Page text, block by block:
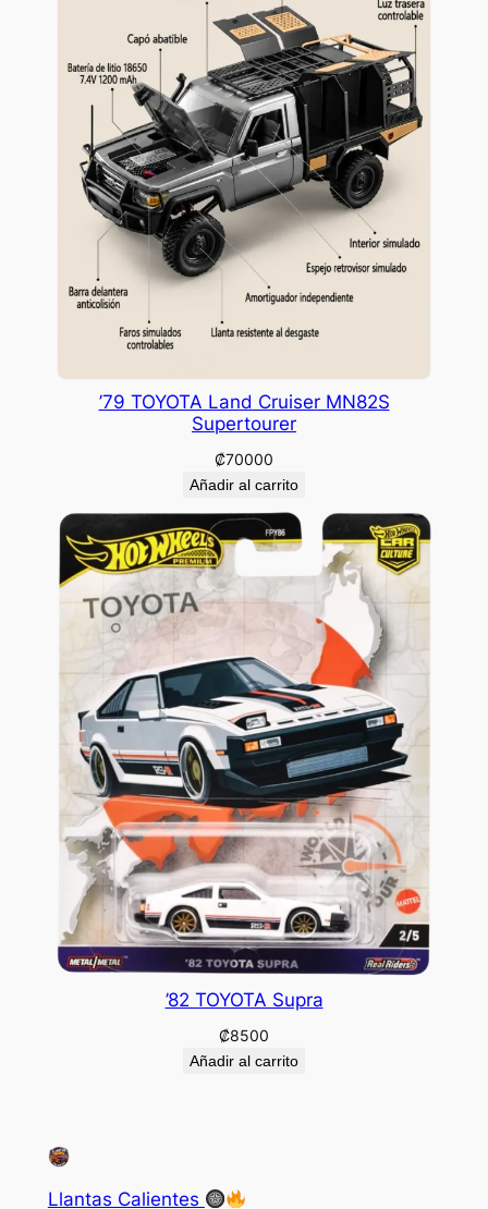
’79 TOYOTA Land Cruiser MN82S
Supertourer
₡70000
Añadir al carrito
’82 TOYOTA Supra
₡8500
Añadir al carrito
Llantas Calientes